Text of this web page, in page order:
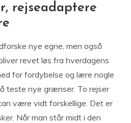
rejseadaptere
nye egne, men også
revet løs fra hverdagens
for fordybelse og lære nogle
teste nye grænser. To rejser
være vidt forskellige. Det er
Når man står midt i den